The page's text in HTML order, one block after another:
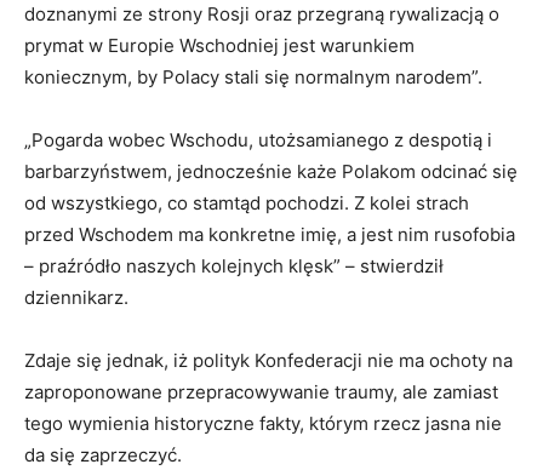
doznanymi ze strony Rosji oraz przegraną rywalizacją o
prymat w Europie Wschodniej jest warunkiem
koniecznym, by Polacy stali się normalnym narodem”.
„Pogarda wobec Wschodu, utożsamianego z despotią i
barbarzyństwem, jednocześnie każe Polakom odcinać się
od wszystkiego, co stamtąd pochodzi. Z kolei strach
przed Wschodem ma konkretne imię, a jest nim rusofobia
– praźródło naszych kolejnych klęsk” – stwierdził
dziennikarz.
Zdaje się jednak, iż polityk Konfederacji nie ma ochoty na
zaproponowane przepracowywanie traumy, ale zamiast
tego wymienia historyczne fakty, którym rzecz jasna nie
da się zaprzeczyć.